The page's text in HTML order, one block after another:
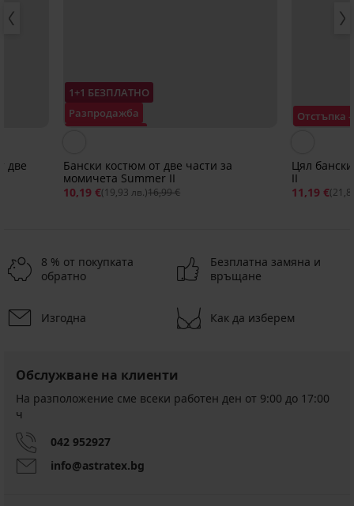
две
1+1 БЕЗПЛАТНО
Разпродажба
Бански костюм от две части за
момичета Summer II
10,19 €(19,93 лв.)16,99 €
Отстъпка -
Цял
II
11,19 €
8 % от покупката
обратно
Безплатна замяна и
връщане
Изгодна Как да изберем
Обслужване на клиенти
На разположение сме всеки работен ден от 9:00 до 17:00
ч
042 952927
info@astratex.bg